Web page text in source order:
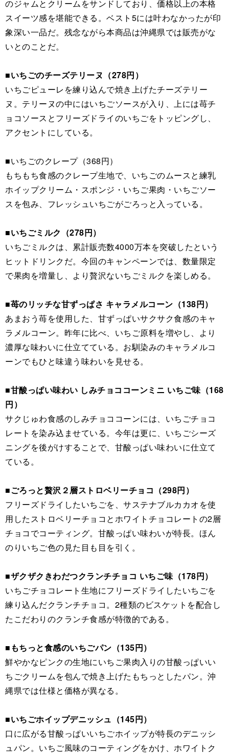
のジャムとクリームをサンドしており、価格以上の本格
スイーツ感を堪能できる。ベスト5には叶わなかったが印
象深い一品だ。残念ながら本商品は沖縄県では販売がな
いとのことだ。
■いちごのチーズテリーヌ（278円）
いちごピューレを練り込んで焼き上げたチーズテリー
ヌ。テリーヌの中にはいちごソースが入り、上には苺チ
ョコソースとフリーズドライのいちごをトッピングし、
アクセントにしている。
■いちごのクレープ（368円）
もちもち食感のクレープ生地で、いちごのムースと練乳
ホイップクリーム・スポンジ・いちご果肉・いちごソー
スを包み、フレッシュいちごがごろっと入っている。
■いちごミルク（278円）
いちごミルクは、累計販売数4000万本を突破したという
ヒットドリンクだ。今回のキャンペーンでは、数量限定
で果肉を増量し、より贅沢ないちごミルクを楽しめる。
■苺のリッチな甘ずっぱさ キャラメルコーン（138円）
あまおう苺を使用した、甘ずっぱいサクサク食感のキャ
ラメルコーン。昨年に比べ、いちご原料を増やし、より
濃厚な味わいに仕立てている。お馴染みのキャラメルコ
ーンでもひと味違う味わいを見せる。
■甘酸っぱい味わい しみチョココーンミニ いちご味（168
円）
サクじゅわ食感のしみチョココーンには、いちごチョコ
レートを染み込ませている。今年は更に、いちごシーズ
ニングを後がけすることで、甘酸っぱい味わいに仕立て
ている。
■ごろっと贅沢２層ストロベリーチョコ（298円）
フリーズドライしたいちごを、サステナブルカカオを使
用したストロベリーチョコとホワイトチョコレートの2層
チョコでコーティング。甘酸っぱい味わいが特長。ほん
のりいちご色の見た目も目を引く。
■ザクザクきわだつクランチチョコ いちご味（178円）
いちごチョコレート生地にフリーズドライしたいちごを
練り込んだクランチチョコ。2種類のビスケットを配合し
たこだわりのクランチ食感が特徴的である。
■もちっと食感のいちごパン（135円）
鮮やかなピンクの生地にいちご果肉入りの甘酸っぱいい
ちごクリームを包んで焼き上げたもちっとしたパン。沖
縄県では仕様と価格が異なる。
■いちごホイップデニッシュ（145円）
口に広がる甘酸っぱいいちごホイップが特長のデニッシ
ュパン。いちご風味のコーティングをかけ、ホワイトク